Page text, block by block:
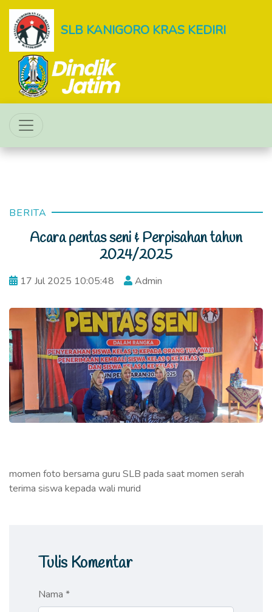
SLB KANIGORO KRAS KEDIRI
BERITA
Acara pentas seni & Perpisahan tahun
2024/2025
17 Jul 2025 10:05:48 Admin
momen foto bersama guru SLB pada saat momen serah
terima siswa kepada wali murid
Tulis Komentar
Nama *